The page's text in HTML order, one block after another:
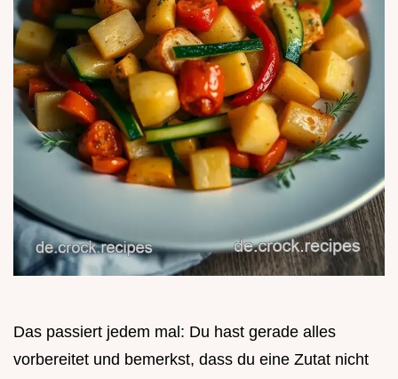
Das passiert jedem mal: Du hast gerade alles
vorbereitet und bemerkst, dass du eine Zutat nicht